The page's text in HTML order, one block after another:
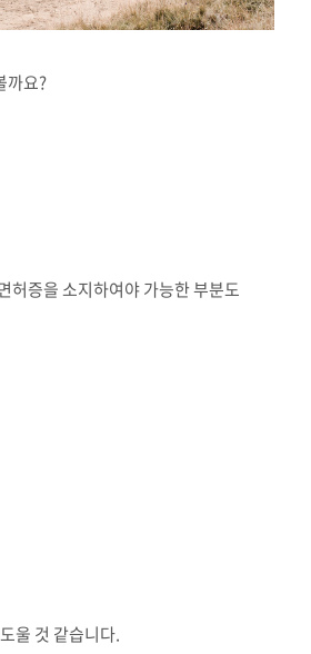
까요?
허증을 소지하여야 가능한 부분도
울 것 같습니다.